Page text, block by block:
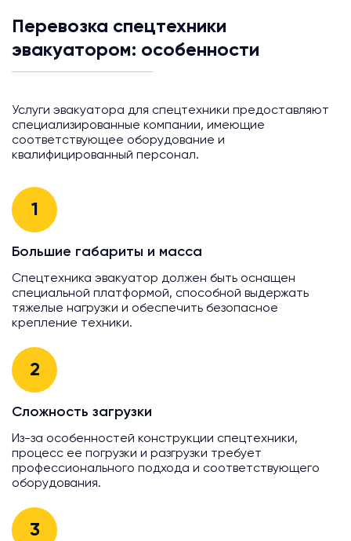
Перевозка спецтехники
эвакуатором: особенности
Услуги эвакуатора для спецтехники предоставляют
специализированные компании, имеющие
соответствующее оборудование и
квалифицированный персонал.
1
Большие габариты и масса
Спецтехника эвакуатор должен быть оснащен
специальной платформой, способной выдержать
тяжелые нагрузки и обеспечить безопасное
крепление техники.
2
Сложность загрузки
Из-за особенностей конструкции спецтехники,
процесс ее погрузки и разгрузки требует
профессионального подхода и соответствующего
оборудования.
3